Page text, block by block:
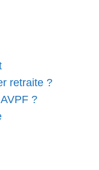
retraite ?
?